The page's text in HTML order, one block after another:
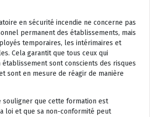
en sécurité incendie ne concerne pas
permanent des établissements, mais
temporaires, les intérimaires et
Cela garantit que tous ceux qui
sont conscients des risques
sont en mesure de réagir de manière
que cette formation est
loi et que sa non-conformité peut